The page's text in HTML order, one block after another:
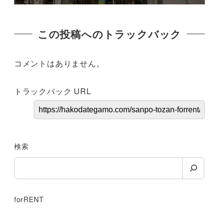
この投稿へのトラックバック
コメントはありません。
トラックバック URL
検索
forRENT